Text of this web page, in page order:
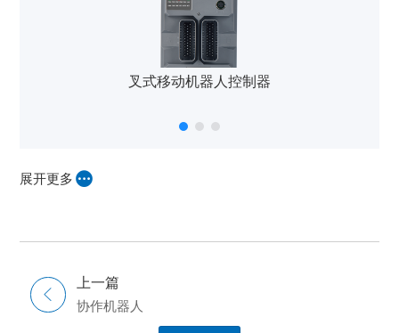
叉式移动机器人控制器
展开更多
上一篇
协作机器人